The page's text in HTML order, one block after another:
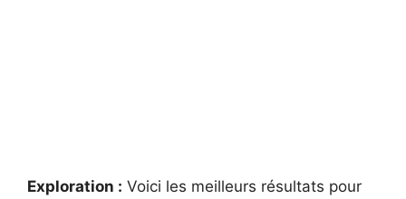
Exploration : Voici les meilleurs résultats pour